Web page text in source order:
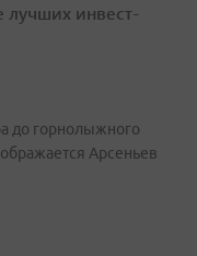
лучших инвест-
до горнолыжного
Арсеньев